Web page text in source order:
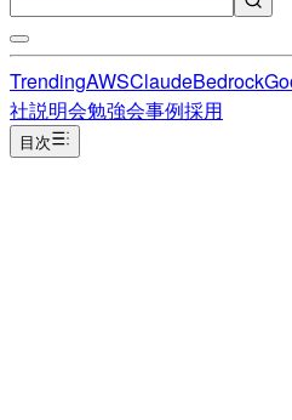
TrendingAWSClaudeBedrock
社説明会勉強会事例採用
目次